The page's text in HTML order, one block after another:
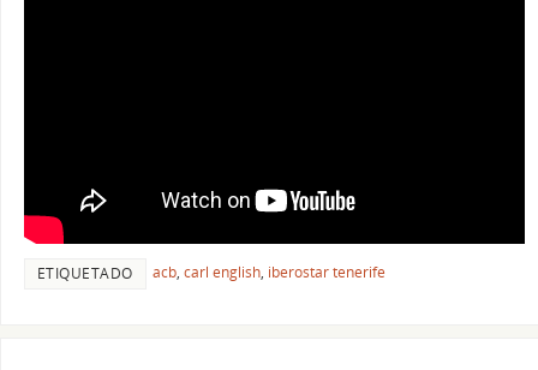
ETIQUETADO acb, carl english, iberostar tenerife